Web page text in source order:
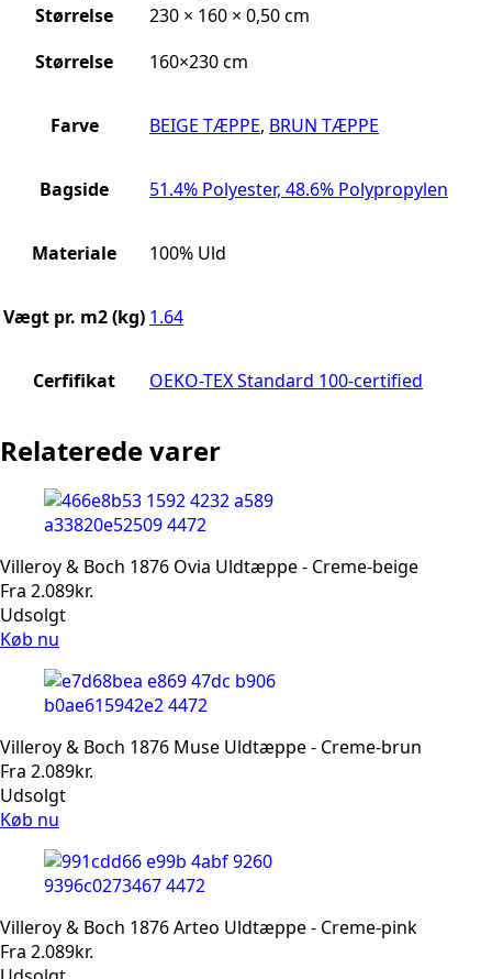
Størrelse
230 × 160 × 0,50 cm
Størrelse
160×230 cm
Farve BEIGE TÆPPE, BRUN TÆPPE
Bagside 51.4% Polyester, 48.6% Polypropylen
Materiale 100% Uld
Vægt pr. m2 (kg) 1.64
Cerfifikat OEKO-TEX Standard 100-certified
Relaterede varer
Villeroy & Boch 1876 Ovia Uldtæppe - Creme-beige
Fra 2.089kr.
Udsolgt
Køb nu
Villeroy & Boch 1876 Muse Uldtæppe - Creme-brun
Fra 2.089kr.
Udsolgt
Køb nu
Villeroy & Boch 1876 Arteo Uldtæppe - Creme-pink
Fra 2.089kr.